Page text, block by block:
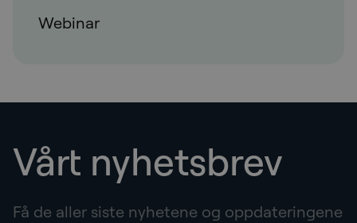
Webinar
Vårt nyhetsbrev
Få de aller siste nyhetene og oppdateringene